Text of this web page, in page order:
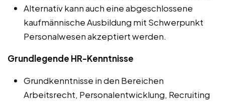
Alternativ kann auch eine abgeschlossene
kaufmännische Ausbildung mit Schwerpunkt
Personalwesen akzeptiert werden.
Grundlegende HR-Kenntnisse
Grundkenntnisse in den Bereichen
Arbeitsrecht, Personalentwicklung, Recruiting